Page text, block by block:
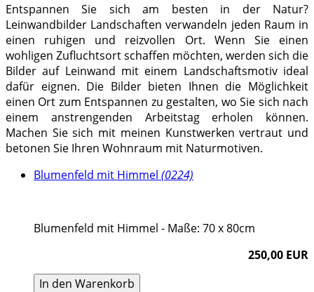
Entspannen Sie sich am besten in der Natur?
Leinwandbilder Landschaften verwandeln jeden Raum in
einen ruhigen und reizvollen Ort. Wenn Sie einen
wohligen Zufluchtsort schaffen möchten, werden sich die
Bilder auf Leinwand mit einem Landschaftsmotiv ideal
dafür eignen. Die Bilder bieten Ihnen die Möglichkeit
einen Ort zum Entspannen zu gestalten, wo Sie sich nach
einem anstrengenden Arbeitstag erholen können.
Machen Sie sich mit meinen Kunstwerken vertraut und
betonen Sie Ihren Wohnraum mit Naturmotiven.
Blumenfeld mit Himmel (0224)
Blumenfeld mit Himmel - Maße: 70 x 80cm
250,00 EUR
In den Warenkorb